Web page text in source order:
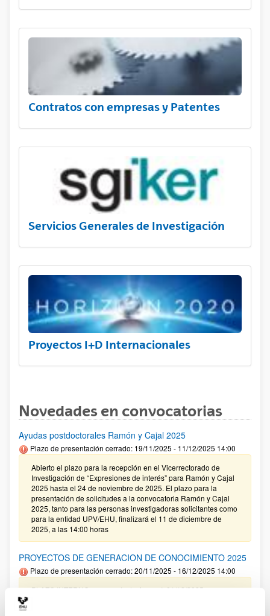
Contratos con empresas y Patentes
Servicios Generales de Investigación
Proyectos I+D Internacionales
Novedades en convocatorias
Ayudas postdoctorales Ramón y Cajal 2025
Plazo de presentación cerrado: 19/11/2025 - 11/12/2025 14:00
Abierto el plazo para la recepción en el Vicerrectorado de
Investigación de “Expresiones de interés” para Ramón y Cajal
2025 hasta el 24 de noviembre de 2025. El plazo para la
presentación de solicitudes a la convocatoria Ramón y Cajal
2025, tanto para las personas investigadoras solicitantes como
para la entidad UPV/EHU, finalizará el 11 de diciembre de
2025, a las 14:00 horas
PROYECTOS DE GENERACION DE CONOCIMIENTO 2025
Plazo de presentación cerrado: 20/11/2025 - 16/12/2025 14:00
PLAZO INTERNO para envío de Anexo I: 01/12/2025